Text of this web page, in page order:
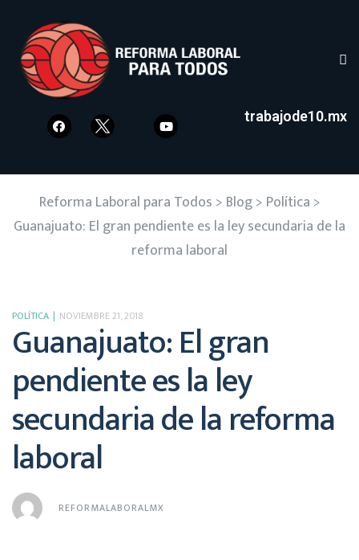
trabajode10.mx
Reforma Laboral para Todos > Blog> Política >
Guanajuato: El gran pendiente es la ley secundaria de la
reforma laboral
POLÍTICA NOVIEMBRE 21, 2018
Guanajuato: El gran
pendiente es la ley
secundaria de la reforma
laboral
REFORMALABORALMX